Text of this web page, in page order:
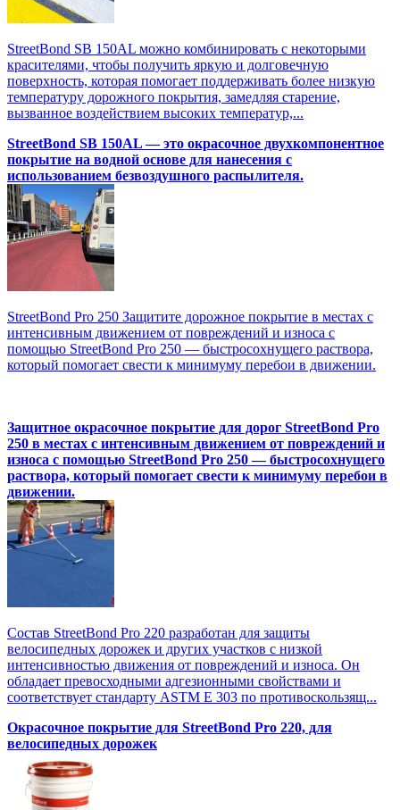
StreetBond SB 150AL можно комбинировать с некоторыми
красителями, чтобы получить яркую и долговечную
поверхность, которая помогает поддерживать более низкую
температуру дорожного покрытия, замедляя старение,
вызванное воздействием высоких температур,...
StreetBond SB 150AL — это окрасочное двухкомпонентное
покрытие на водной основе для нанесения с
использованием безвоздушного распылителя.
StreetBond Pro 250 Защитите дорожное покрытие в местах с
интенсивным движением от повреждений и износа с
помощью StreetBond Pro 250 — быстросохнущего раствора,
который помогает свести к минимуму перебои в движении.
Защитное окрасочное покрытие для дорог StreetBond Pro
250 в местах с интенсивным движением от повреждений и
износа с помощью StreetBond Pro 250 — быстросохнущего
раствора, который помогает свести к минимуму перебои в
движении.
Состав StreetBond Pro 220 разработан для защиты
велосипедных дорожек и других участков с низкой
интенсивностью движения от повреждений и износа. Он
обладает превосходными адгезионными свойствами и
соответствует стандарту ASTM E 303 по противоскользящ...
Окрасочное покрытие для StreetBond Pro 220, для
велосипедных дорожек